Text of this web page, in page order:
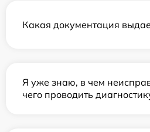
Какая документация
Я уже знаю, в чем
чего проводить